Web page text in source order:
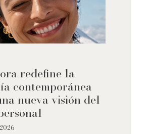
redefine la
contemporánea
nueva visión del